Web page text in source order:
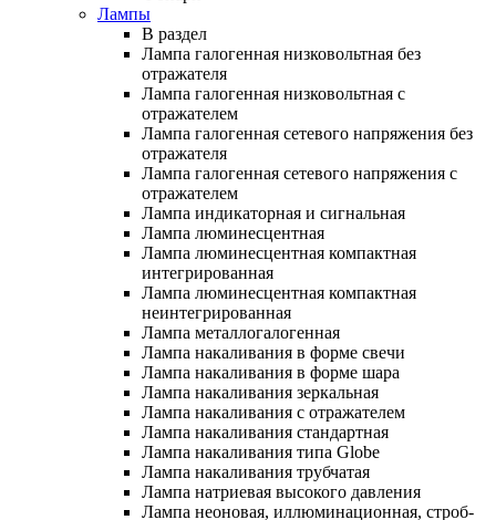
Лампы
В раздел
Лампа галогенная низковольтная без
отражателя
Лампа галогенная низковольтная с
отражателем
Лампа галогенная сетевого напряжения без
отражателя
Лампа галогенная сетевого напряжения с
отражателем
Лампа индикаторная и сигнальная
Лампа люминесцентная
Лампа люминесцентная компактная
интегрированная
Лампа люминесцентная компактная
неинтегрированная
Лампа металлогалогенная
Лампа накаливания в форме свечи
Лампа накаливания в форме шара
Лампа накаливания зеркальная
Лампа накаливания с отражателем
Лампа накаливания стандартная
Лампа накаливания типа Globe
Лампа накаливания трубчатая
Лампа натриевая высокого давления
Лампа неоновая, иллюминационная, строб-